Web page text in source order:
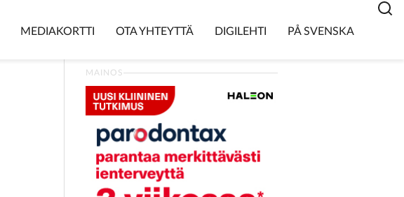
MEDIAKORTTI OTA YHTEYTTÄ DIGILEHTI PÅ SVENSKA
MAINOS